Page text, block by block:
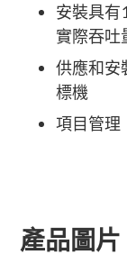
安裝具有
實際吞吐
供應和安
標機
項目管理
產品圖片